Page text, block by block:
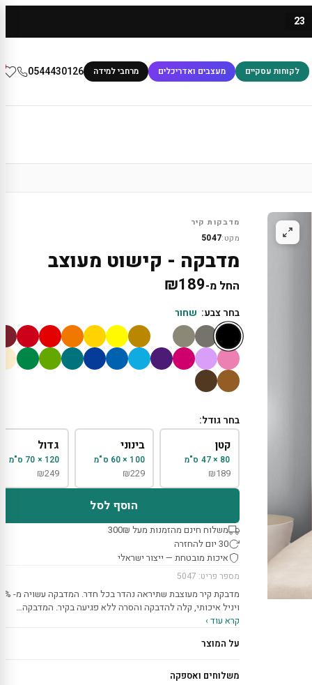
23
לקוחות עסקיים מעצבים ואדריכלים מרחבי למידה 0544430126
מדבקות קיר
מקט:5047
מדבקה - קישוט מעוצב
החל מ- ₪189
בחר צבע: שחור
בחר גודל:
קטן
80 × 47 ס"מ
₪189
בינוני
100 × 60 ס"מ
₪229
גדול
120 × 70 ס"מ
₪249
הוסף לסל
משלוח חינם מהזמנות מעל 300₪
30 יום להחזרה
איכות מובטחת — ייצור ישראלי
מספר פריט: 5047
מדבקת קיר מעוצבת
ויניל איכותי, קלה להדבקה והסרה ללא פגיעה בקיר. המדבקה…
קרא עוד ›
על המוצר
משלוחים ואספקה